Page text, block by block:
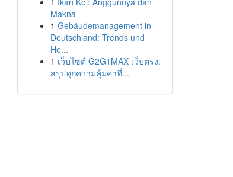
Makna
1 Gebäudemanagement in
Deutschland: Trends und
He...
1 เว็บไซต์ G2G1MAX เว็บตรง:
สรุปทุกความคุ้มค่าที่...